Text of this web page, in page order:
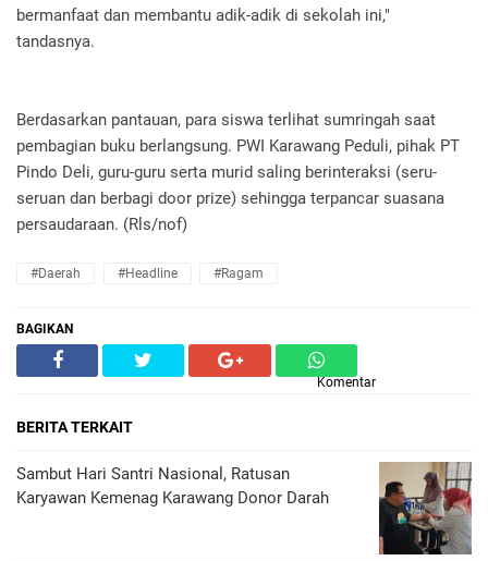
bermanfaat dan membantu adik-adik di sekolah ini,"
tandasnya.
Berdasarkan pantauan, para siswa terlihat sumringah saat
pembagian buku berlangsung. PWI Karawang Peduli, pihak PT
Pindo Deli, guru-guru serta murid saling berinteraksi (seru-
seruan dan berbagi door prize) sehingga terpancar suasana
persaudaraan. (Rls/nof)
#daerah #headline #ragam
BAGIKAN
Komentar
BERITA TERKAIT
Sambut Hari Santri Nasional, Ratusan
Karyawan Kemenag Karawang Donor Darah